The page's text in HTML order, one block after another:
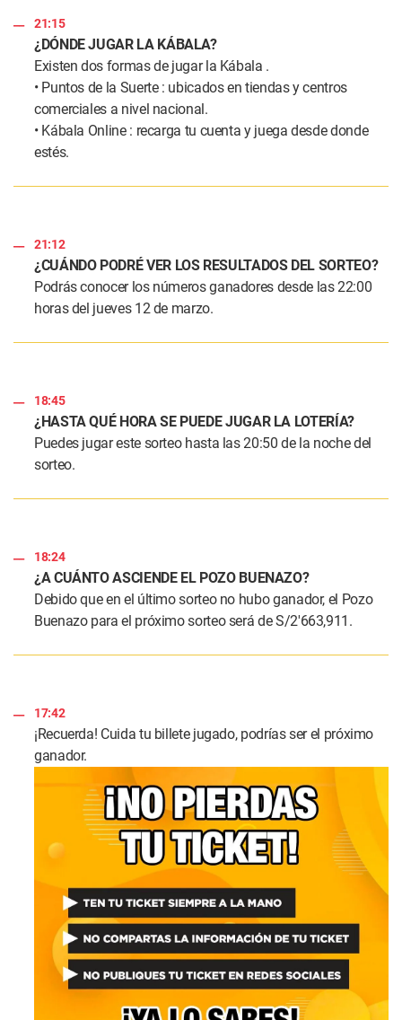
21:15
¿DÓNDE JUGAR LA KÁBALA?
Existen dos formas de jugar la Kábala .
• Puntos de la Suerte : ubicados en tiendas y centros
comerciales a nivel nacional.
• Kábala Online : recarga tu cuenta y juega desde donde
estés.
21:12
¿CUÁNDO PODRÉ VER LOS RESULTADOS DEL SORTEO?
Podrás conocer los números ganadores desde las 22:00
horas del jueves 12 de marzo.
18:45
¿HASTA QUÉ HORA SE PUEDE JUGAR LA LOTERÍA?
Puedes jugar este sorteo hasta las 20:50 de la noche del
sorteo.
18:24
¿A CUÁNTO ASCIENDE EL POZO BUENAZO?
Debido que en el último sorteo no hubo ganador, el Pozo
Buenazo para el próximo sorteo será de S/2′663,911.
17:42
¡Recuerda! Cuida tu billete jugado, podrías ser el próximo
ganador.